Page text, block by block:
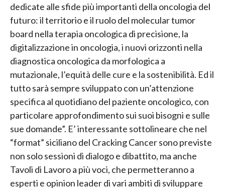
dedicate alle sfide più importanti della oncologia del
futuro: il territorio e il ruolo del molecular tumor
board nella terapia oncologica di precisione, la
digitalizzazione in oncologia, i nuovi orizzonti nella
diagnostica oncologica da morfologica a
mutazionale, l’equità delle cure e la sostenibilità. Ed il
tutto sarà sempre sviluppato con un’attenzione
specifica al quotidiano del paziente oncologico, con
particolare approfondimento sui suoi bisogni e sulle
sue domande”. E’ interessante sottolineare che nel
“format” siciliano del Cracking Cancer sono previste
non solo sessioni di dialogo e dibattito, ma anche
Tavoli di Lavoro a più voci, che permetteranno a
esperti e opinion leader di vari ambiti di sviluppare